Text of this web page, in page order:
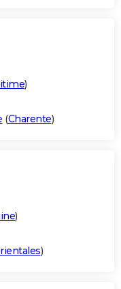
)
(Charente)
)
)